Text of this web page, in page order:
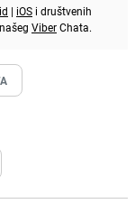
| iOS i društvenih
ViberChata.